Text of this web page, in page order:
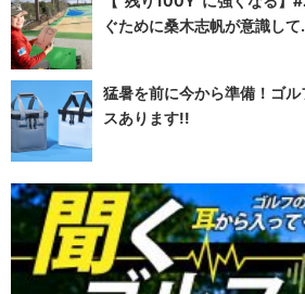
ぐために桑木志帆が意識して
猛暑を前に今から準備！ゴ
スあります!!